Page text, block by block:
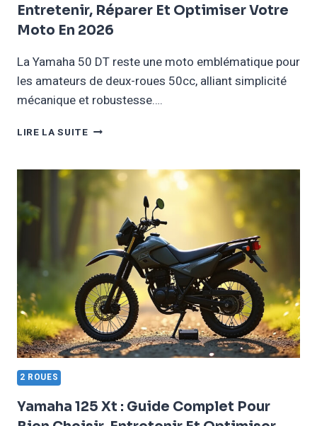
Entretenir, Réparer Et Optimiser Votre
Moto En 2026
La Yamaha 50 DT reste une moto emblématique pour
les amateurs de deux-roues 50cc, alliant simplicité
mécanique et robustesse….
LIRE LA SUITEYAMAHA
:
GUIDE
COMPLET
ENTRETENIR,
RÉPARER
ET
OPTIMISER
VOTRE
MOTO
EN
2026
2 ROUES
Yamaha 125 Xt : Guide Complet Pour